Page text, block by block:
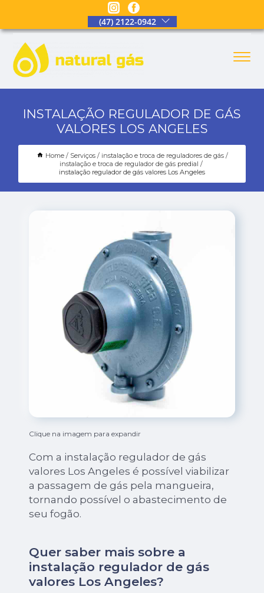
(47) 2122-0942
INSTALAÇÃO REGULADOR DE GÁS
VALORES LOS ANGELES
Home Serviços
instalação e troca de reguladores de gás
instalação e troca de regulador de gás predial
instalação regulador de gás valores Los Angeles
Clique na imagem para expandir
Com a instalação regulador de gás
valores Los Angeles é possível viabilizar
a passagem de gás pela mangueira,
tornando possível o abastecimento de
seu fogão.
Quer saber mais sobre a
instalação regulador de gás
valores Los Angeles?